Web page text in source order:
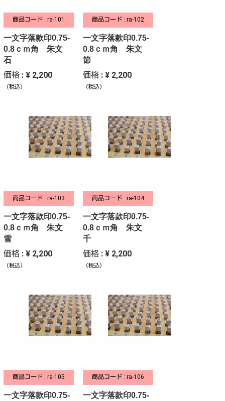
商品コード : ra-101
一文字落款印0.75-
0.8ｃｍ角 朱文
石
価格 : ¥ 2,200
（税込）
商品コード : ra-102
一文字落款印0.75-
0.8ｃｍ角 朱文
節
価格 : ¥ 2,200
（税込）
商品コード : ra-103
一文字落款印0.75-
0.8ｃｍ角 朱文
雪
価格 : ¥ 2,200
（税込）
商品コード : ra-104
一文字落款印0.75-
0.8ｃｍ角 朱文
千
価格 : ¥ 2,200
（税込）
商品コード : ra-105
一文字落款印0.75-
商品コード : ra-106
一文字落款印0.75-